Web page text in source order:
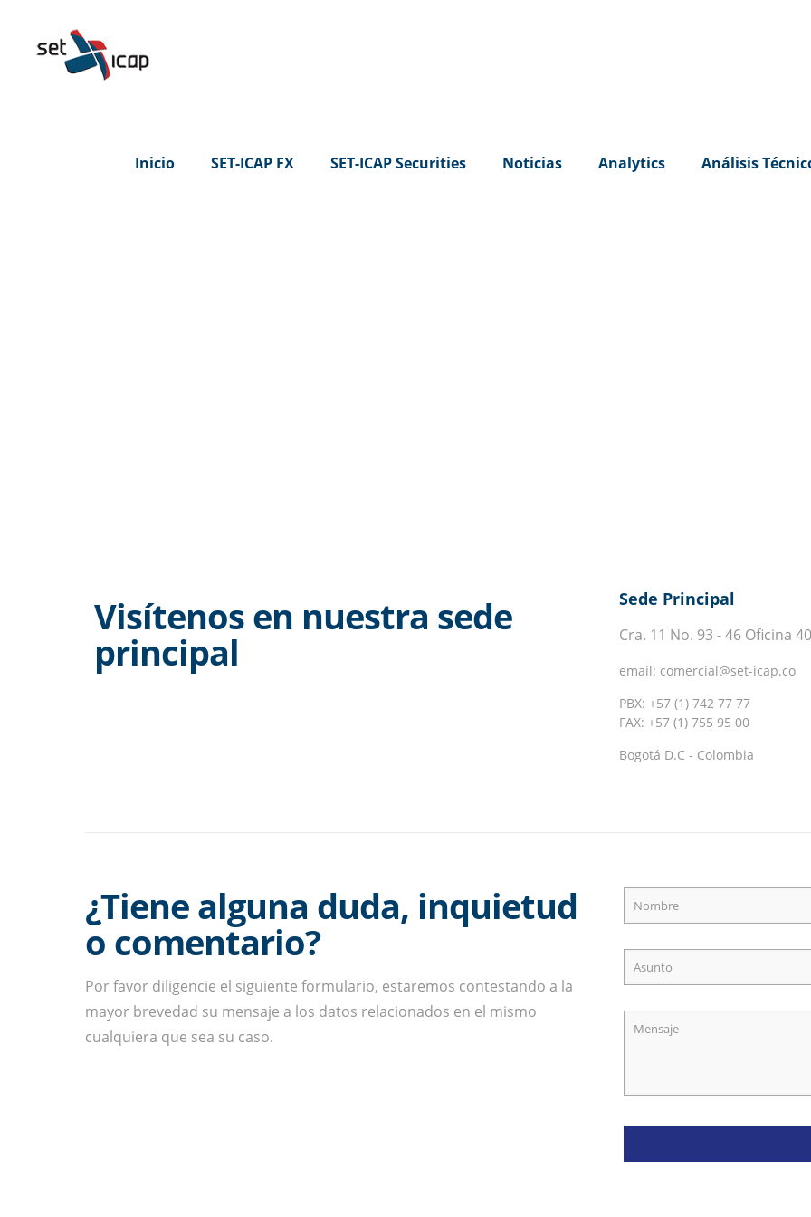
Inicio SET-ICAP FX SET-ICAP Securities Noticias Analytics Análisis
Visítenos en nuestra sede
principal
Sede Principal
Cra. 11 No. 93 - 46 Oficina
email: comercial@set-icap.co
PBX: +57 (1) 742 77 77
FAX: +57 (1) 755 95 00
Bogotá D.C - Colombia
¿Tiene alguna duda, inquietud
o comentario?
Por favor diligencie el siguiente formulario, estaremos contestando a la
mayor brevedad su mensaje a los datos relacionados en el mismo
cualquiera que sea su caso.